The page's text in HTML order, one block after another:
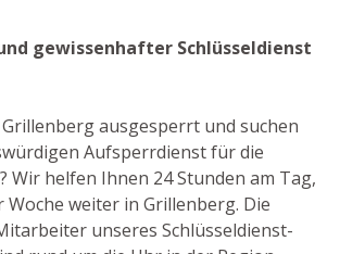
gewissenhafter Schlüsseldienst
ausgesperrt und suchen
Aufsperrdienst für die
Wir helfen Ihnen 24 Stunden am Tag,
Woche weiter in Grillenberg. Die
unseres Schlüsseldienst-